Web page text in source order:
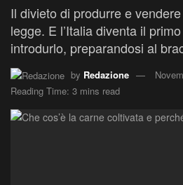
Il divieto di produrre e
legge. E l’Italia diventa il
introdurlo, preparandosi al
by Redazione
Reading Time: 3 mins read